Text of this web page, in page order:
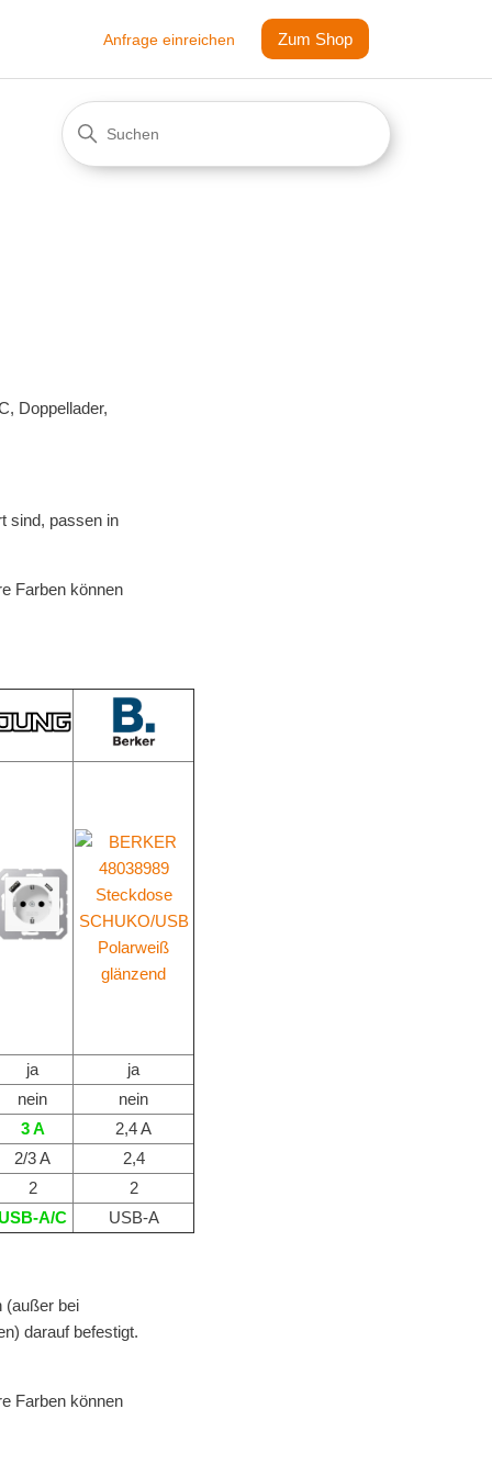
Anfrage einreichen Zum Shop
Doppellader,
sind, passen in
Farben können
ja
ja
nein
nein
3 A
2,4 A
2/3 A
2,4
2
2
A/C
USB-A
(außer bei
darauf befestigt.
Farben können